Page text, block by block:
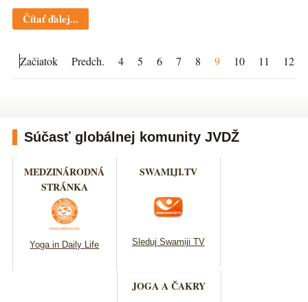
Čítať ďalej...
Začiatok Predch. 4 5 6 7 8 9 10 11 12
Súčasť globálnej komunity JVDŽ
MEDZINÁRODNÁ
STRÁNKA
Yoga in Daily Life
SWAMIJI.TV
Sleduj Swamiji TV
JOGA A ČAKRY